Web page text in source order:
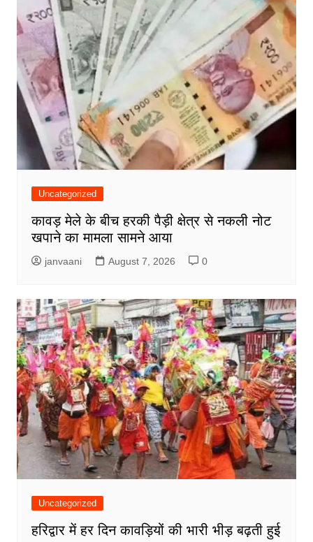
Uncategorized
कावड़ मेले के बीच हरकी पैड़ी क्षेत्र से नकली नोट
खपाने का मामला सामने आया
janvaani August 7, 2026 0
Uncategorized
हरिद्वार में हर दिन कावड़ियों की भारी भीड़ बढ़ती हुई